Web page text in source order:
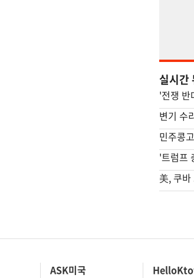
실시간
'전쟁 반
ASK미국